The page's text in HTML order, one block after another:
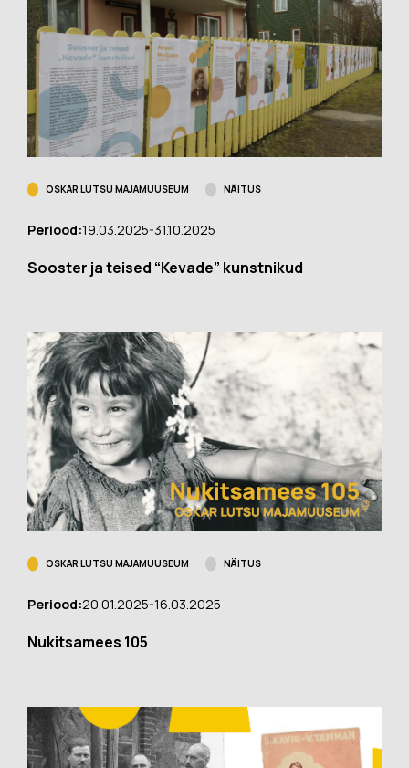
OSKAR LUTSU MAJAMUUSEUM NÄITUS
Näitus “O. Lutsu
majamuuseumile 1970.
OSKAR LUTSU MAJAMUUSEUM NÄITUS
Periood:19.03.2025-31.10.2025
Sooster ja teised “Kevade” kunstnikud
OSKAR LUTSU MAJAMUUSEUM NÄITUS
Periood:20.01.2025-16.03.2025
Nukitsamees 105